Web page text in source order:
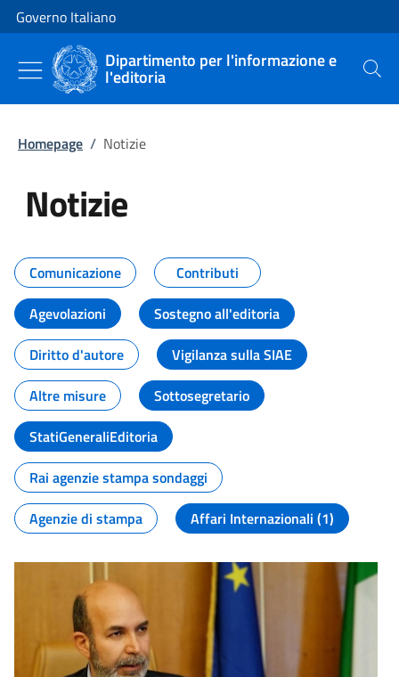
Vai al contenuto
Vai alla navigazione del sito
Governo Italiano
Dipartimento per l'informazione e
l'editoria Cerca
Homepage / Notizie
Notizie
Tutti i contenuti della pagina
Comunicazione
Contributi
Agevolazioni
Sostegno all'editoria
Diritto d'autore
Vigilanza sulla SIAE
Altre misure
Sottosegretario
StatiGeneraliEditoria
Rai agenzie stampa sondaggi
Agenzie di stampa
Affari Internazionali (1)